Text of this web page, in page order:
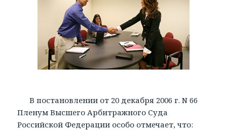
В постановлении от 20 декабря 2006 г. N 66
Пленум Высшего Арбитражного Суда
Российской Федерации особо отмечает, что: